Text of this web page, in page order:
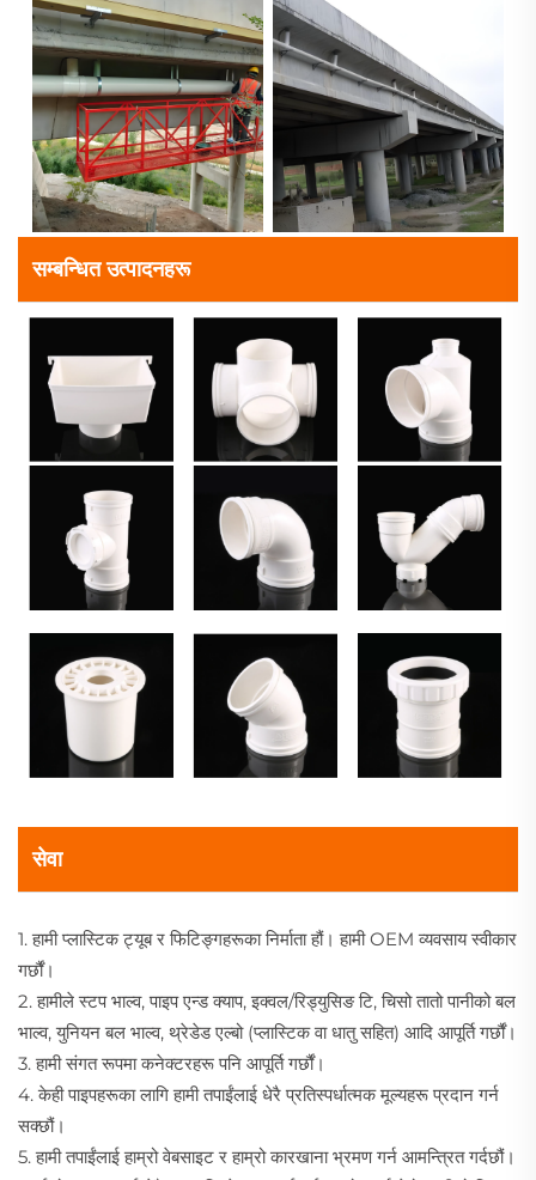
सम्बन्धित उत्पादनहरू
सेवा
1. हामी प्लास्टिक ट्यूब र फिटिङ्गहरूका निर्माता हौं। हामी OEM व्यवसाय स्वीकार
गर्छौं।
2. हामीले स्टप भाल्व, पाइप एन्ड क्याप, इक्वल/रिड्युसिङ टि, चिसो तातो पानीको बल
भाल्व, युनियन बल भाल्व, थ्रेडेड एल्बो (प्लास्टिक वा धातु सहित) आदि आपूर्ति गर्छौं।
3. हामी संगत रूपमा कनेक्टरहरू पनि आपूर्ति गर्छौं।
4. केही पाइपहरूका लागि हामी तपाईंलाई धेरै प्रतिस्पर्धात्मक मूल्यहरू प्रदान गर्न
सक्छौं।
5. हामी तपाईंलाई हाम्रो वेबसाइट र हाम्रो कारखाना भ्रमण गर्न आमन्त्रित गर्दछौं।